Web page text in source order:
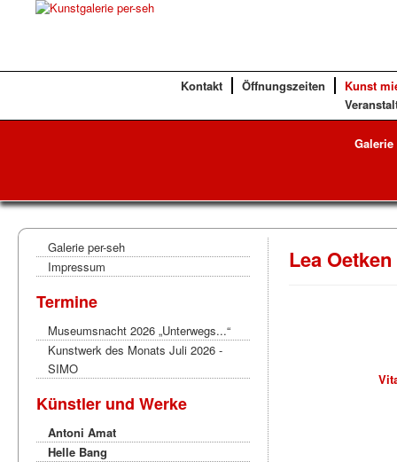
Kontakt Öffnungszeiten
Kunst
Galerie per-seh
Impressum
Termine
Museumsnacht 2026 „Unterwegs...“
Kunstwerk des Monats Juli 2026 -
SIMO
Künstler und Werke
Antoni Amat
Helle Bang
Lea Oetken